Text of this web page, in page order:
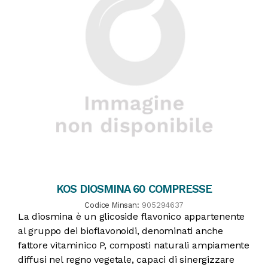
KOS DIOSMINA 60 COMPRESSE
Codice Minsan: 905294637
La diosmina è un glicoside flavonico appartenente
al gruppo dei bioflavonoidi, denominati anche
fattore vitaminico P, composti naturali ampiamente
diffusi nel regno vegetale, capaci di sinergizzare